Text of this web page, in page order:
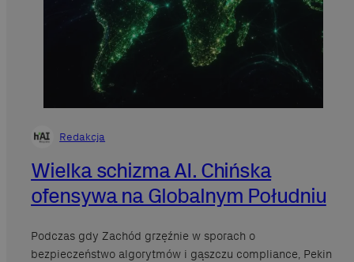
Redakcja
Wielka schizma AI. Chińska
ofensywa na Globalnym Południu
Podczas gdy Zachód grzęźnie w sporach o
bezpieczeństwo algorytmów i gąszczu compliance, Pekin